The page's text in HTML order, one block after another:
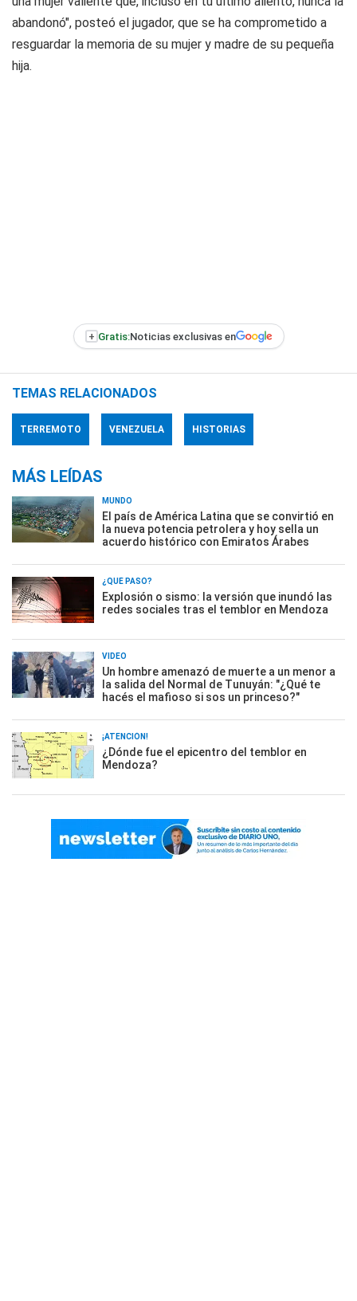
abandonó", posteó el jugador, que se ha comprometido a
resguardar la memoria de su mujer y madre de su pequeña
hija.
+ Gratis:Noticias exclusivas en
TEMAS RELACIONADOS
TERREMOTO VENEZUELA HISTORIAS
MÁS LEÍDAS
MUNDO
El país de América Latina que se convirtió en
la nueva potencia petrolera y hoy sella un
acuerdo histórico con Emiratos Árabes
¿QUÉ PASÓ?
Explosión o sismo: la versión que inundó las
redes sociales tras el temblor en Mendoza
VIDEO
Un hombre amenazó de muerte a un menor a
la salida del Normal de Tunuyán: "¿Qué te
hacés el mafioso si sos un princeso?"
¡ATENCIÓN!
¿Dónde fue el epicentro del temblor en
Mendoza?